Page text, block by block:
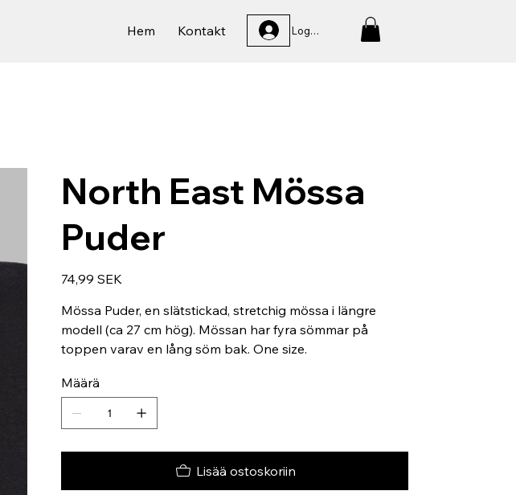
Hem Kontakt Logga In
North East Mössa
Puder
Hinta
74,99 SEK
Mössa Puder, en slätstickad, stretchig mössa i längre
modell (ca 27 cm hög). Mössan har fyra sömmar på
toppen varav en lång söm bak. One size.
Määrä
Lisää ostoskoriin